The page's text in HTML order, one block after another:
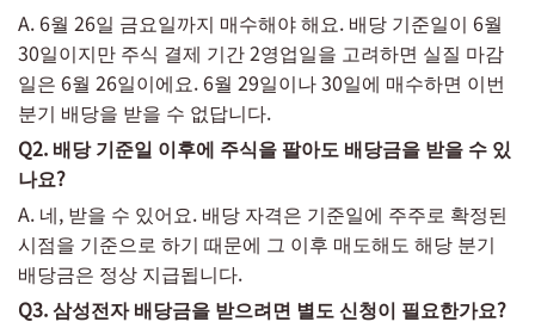
A. 6월 26일 금요일까지 매수해야 해요. 배당 기준일이 6월
30일이지만 주식 결제 기간 2영업일을 고려하면 실질 마감
일은 6월 26일이에요. 6월 29일이나 30일에 매수하면 이번
분기 배당을 받을 수 없답니다.
Q2. 배당 기준일 이후에 주식을 팔아도 배당금을 받을 수 있
나요?
A. 네, 받을 수 있어요. 배당 자격은 기준일에 주주로 확정된
시점을 기준으로 하기 때문에 그 이후 매도해도 해당 분기
배당금은 정상 지급됩니다.
Q3. 삼성전자 배당금을 받으려면 별도 신청이 필요한가요?